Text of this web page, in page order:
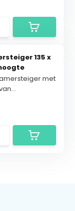
135 x
met